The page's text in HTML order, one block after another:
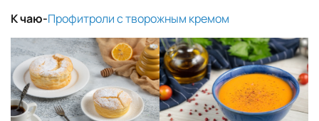
К чаю-Профитроли с творожным кремом